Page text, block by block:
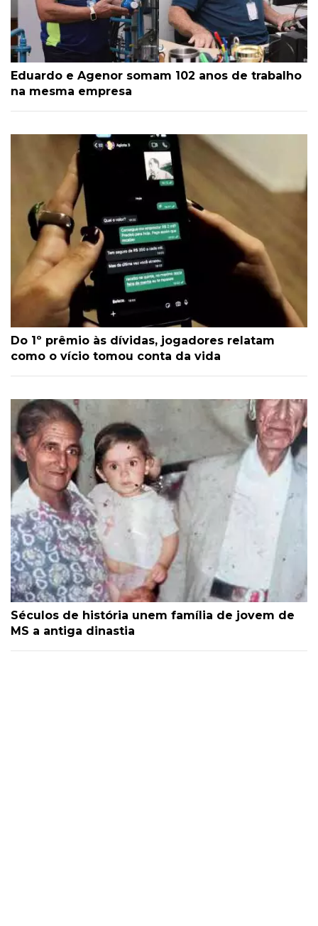
Eduardo e Agenor somam 102 anos de trabalho
na mesma empresa
Do 1º prêmio às dívidas, jogadores relatam
como o vício tomou conta da vida
Séculos de história unem família de jovem de
MS a antiga dinastia